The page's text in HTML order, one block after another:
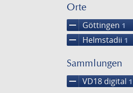
Orte
remove Göttingen 1
remove Helmstadii 1
Sammlungen
remove VD18 digital 1